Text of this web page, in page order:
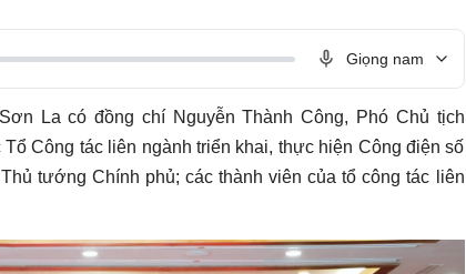
Giọng nam
La có đồng chí Nguyễn Thành Công, Phó Chủ tịch
Công tác liên ngành triển khai, thực hiện Công điện số
tướng Chính phủ; các thành viên của tổ công tác liên